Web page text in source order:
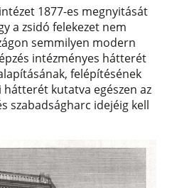
1877-es megnyitását
a zsidó felekezet nem
semmilyen modern
intézményes hátterét
felépítésének
kutatva egészen az
szabadságharc idejéig kell